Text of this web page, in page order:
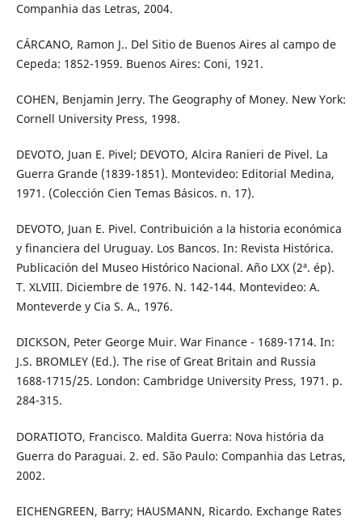
Companhia das Letras, 2004.
CÁRCANO, Ramon J.. Del Sitio de Buenos Aires al campo de
Cepeda: 1852-1959. Buenos Aires: Coni, 1921.
COHEN, Benjamin Jerry. The Geography of Money. New York:
Cornell University Press, 1998.
DEVOTO, Juan E. Pivel; DEVOTO, Alcira Ranieri de Pivel. La
Guerra Grande (1839-1851). Montevideo: Editorial Medina,
1971. (Colección Cien Temas Básicos. n. 17).
DEVOTO, Juan E. Pivel. Contribuición a la historia económica
y financiera del Uruguay. Los Bancos. In: Revista Histórica.
Publicación del Museo Histórico Nacional. Año LXX (2ª. ép).
T. XLVIII. Diciembre de 1976. N. 142-144. Montevideo: A.
Monteverde y Cia S. A., 1976.
DICKSON, Peter George Muir. War Finance - 1689-1714. In:
J.S. BROMLEY (Ed.). The rise of Great Britain and Russia
1688-1715/25. London: Cambridge University Press, 1971. p.
284-315.
DORATIOTO, Francisco. Maldita Guerra: Nova história da
Guerra do Paraguai. 2. ed. São Paulo: Companhia das Letras,
2002.
EICHENGREEN, Barry; HAUSMANN, Ricardo. Exchange Rates